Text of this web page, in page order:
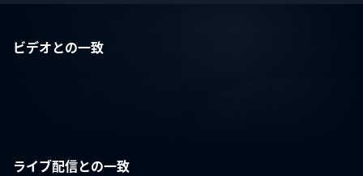
ビデオとの一致
ライブ配信との一致